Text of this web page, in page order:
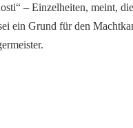
– Einzelheiten, meint,
ein Grund für den